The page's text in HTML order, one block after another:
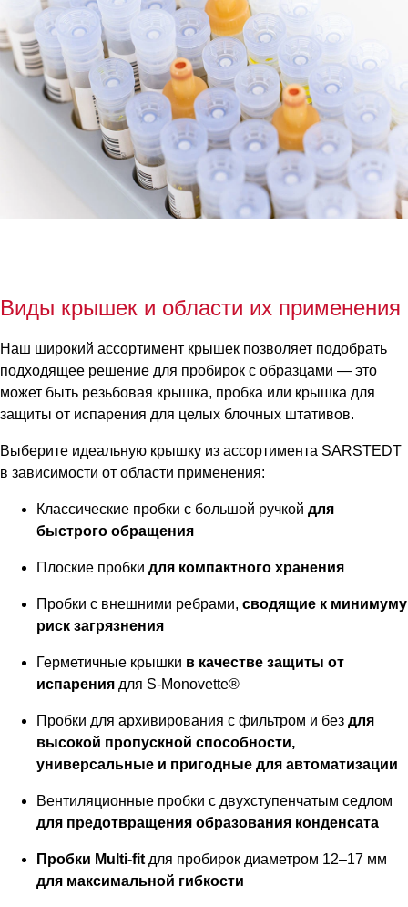
Виды крышек и области их применения
Наш широкий ассортимент крышек позволяет подобрать
подходящее решение для пробирок с образцами — это
может быть резьбовая крышка, пробка или крышка для
защиты от испарения для целых блочных штативов.
Выберите идеальную крышку из ассортимента SARSTEDT
в зависимости от области применения:
Классические пробки с большой ручкой для
быстрого обращения
Плоские пробки для компактного хранения
Пробки с внешними ребрами, сводящие к минимуму
риск загрязнения
Герметичные крышки в качестве защиты от
испарения для S-Monovette®
Пробки для архивирования с фильтром и без для
высокой пропускной способности,
универсальные и пригодные для автоматизации
Вентиляционные пробки с двухступенчатым седлом
для предотвращения образования конденсата
Пробки Multi-fit для пробирок диаметром 12–17 мм
для максимальной гибкости